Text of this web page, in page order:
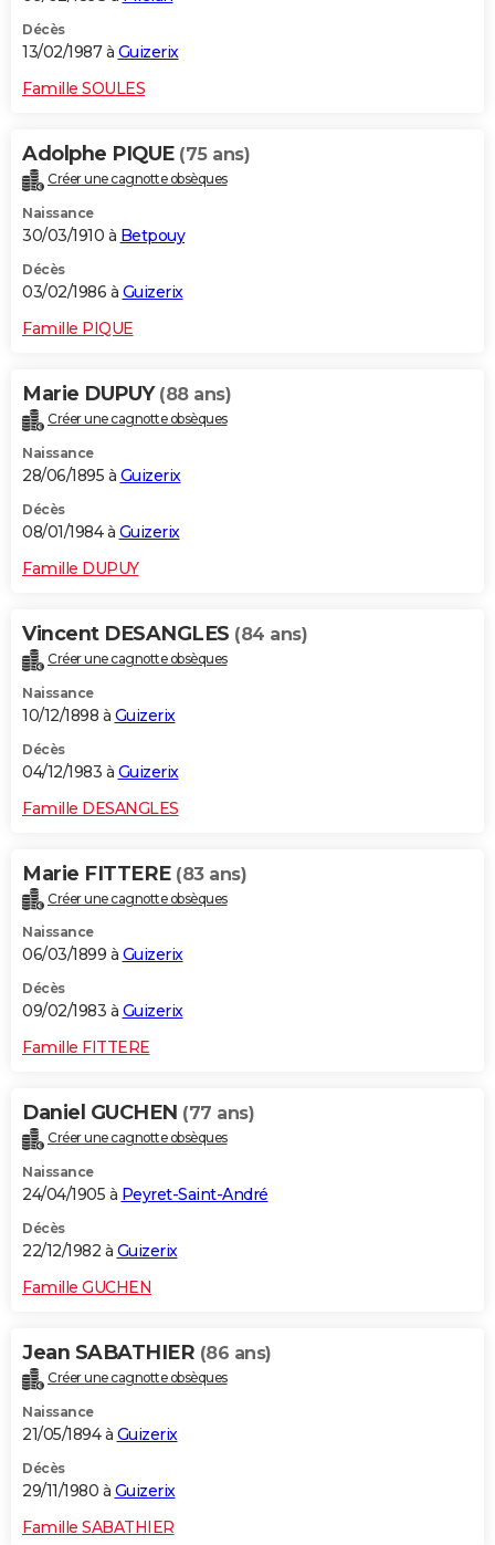
Décès
13/02/1987 à Guizerix
Famille SOULES
Adolphe PIQUE (75 ans)
Créer une cagnotte obsèques
Naissance
30/03/1910 à Betpouy
Décès
03/02/1986 à Guizerix
Famille PIQUE
Marie DUPUY (88 ans)
Créer une cagnotte obsèques
Naissance
28/06/1895 à Guizerix
Décès
08/01/1984 à Guizerix
Famille DUPUY
Vincent DESANGLES (84 ans)
Créer une cagnotte obsèques
Naissance
10/12/1898 à Guizerix
Décès
04/12/1983 à Guizerix
Famille DESANGLES
Marie FITTERE (83 ans)
Créer une cagnotte obsèques
Naissance
06/03/1899 à Guizerix
Décès
09/02/1983 à Guizerix
Famille FITTERE
Daniel GUCHEN (77 ans)
Créer une cagnotte obsèques
Naissance
24/04/1905 à Peyret-Saint-André
Décès
22/12/1982 à Guizerix
Famille GUCHEN
Jean SABATHIER (86 ans)
Créer une cagnotte obsèques
Naissance
21/05/1894 à Guizerix
Décès
29/11/1980 à Guizerix
Famille SABATHIER